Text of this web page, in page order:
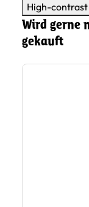
High-contrast
Wird gerne
gekauft